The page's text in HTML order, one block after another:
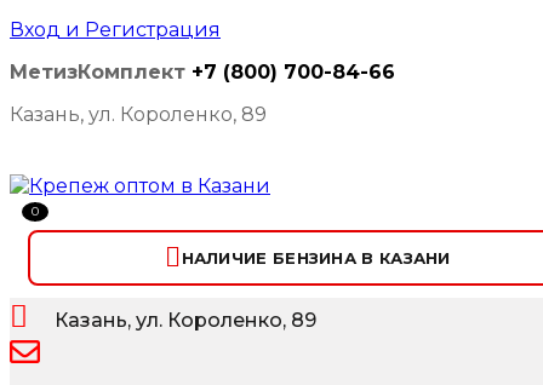
Вход и Регистрация
МетизКомплект +7 (800) 700-84-66
Казань, ул. Короленко, 89
0
НАЛИЧИЕ БЕНЗИНА В КАЗАНИ
Казань, ул. Короленко, 89